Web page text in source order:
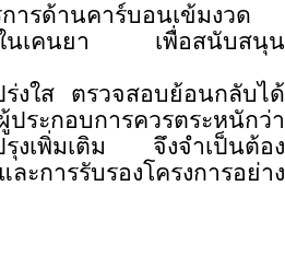
ารด้านคาร์บอนเข้มงวด
ยนในเคนยา เพื่อสนับสนุน
งใส ตรวจสอบย้อนกลับได้
ระกอบการควรตระหนักว่า
งเพิ่มเติม จึงจำเป็นต้อง
การรับรองโครงการอย่าง